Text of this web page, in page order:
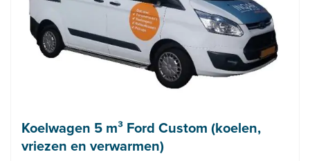
Koelwagen 5 m³ Ford Custom (koelen,
vriezen en verwarmen)